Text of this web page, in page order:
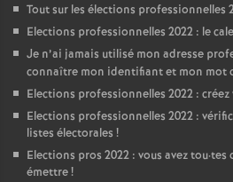
Tout sur les élections professionnelles
Elections professionnelles 2022 : le
Je n’ai jamais utilisé mon adresse
connaître mon identifiant et mon mot
Elections professionnelles 2022 :
Elections professionnelles 2022 :
listes électorales !
Elections pros 2022 : vous avez tou·tes
émettre!